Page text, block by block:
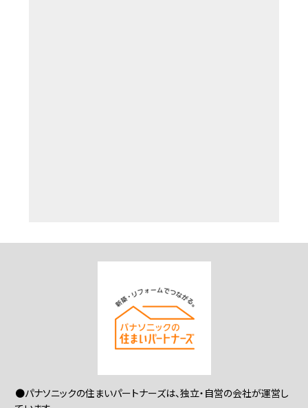
●パナソニックの住まいパートナーズは、独立・自営の会社が運営し